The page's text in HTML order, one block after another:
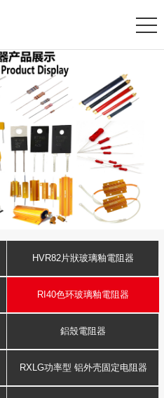
HVR82片狀玻璃釉電阻器
RI40色环玻璃釉電阻器
鋁殼電阻器
RXLG功率型 铝外壳固定电阻器